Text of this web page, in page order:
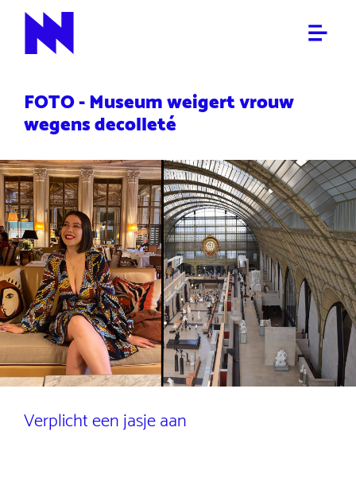
NIET DOODCHECKEN
FOTO - Museum weigert vrouw
wegens decolleté
Verplicht een jasje aan